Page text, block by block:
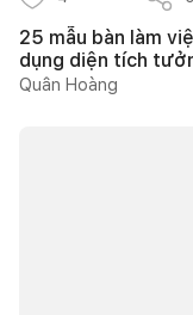
25 mẫu bàn làm
dụng diện tích
Quân Hoàng